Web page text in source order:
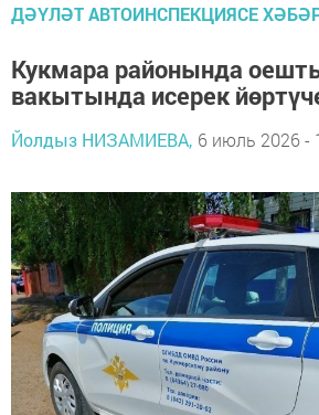
ДӘҮЛӘТ АВТОИНСПЕКЦИЯСЕ
Кукмара районында
вакытында исерек
Йолдыз НИЗАМИЕВА, 6 июль 2026 -